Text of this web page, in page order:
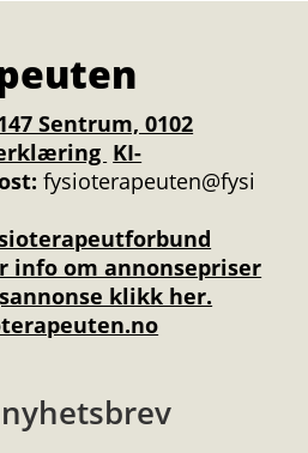
Sentrum, 0102
KI-
fysioterapeuten@fysi
info om annonsepriser
klikk her.